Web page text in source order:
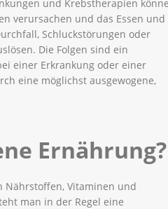
und Krebstherapien
verursachen und das Essen und
Schluckstörungen oder
Die Folgen sind ein
einer Erkrankung oder einer
eine möglichst ausgewogene,
Ernährung?
Nährstoffen, Vitaminen und
man in der Regel eine